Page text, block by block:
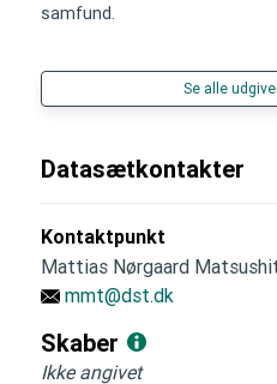
samfund.
Se alle
Datasætkontakter
Kontaktpunkt
Mattias Nørgaard
mmt@dst.dk
Skaber
Ikke angivet